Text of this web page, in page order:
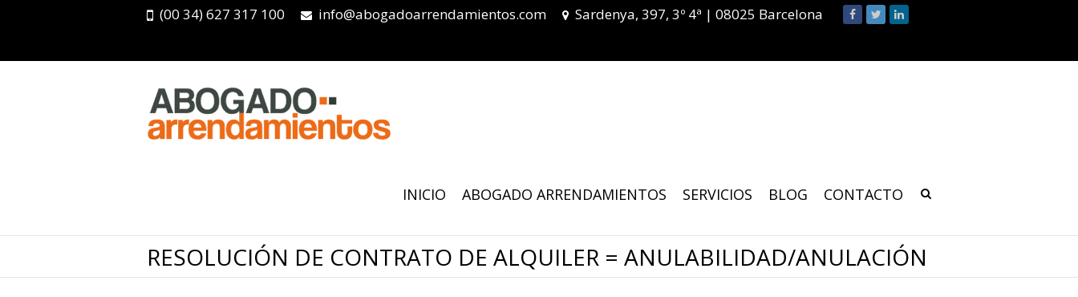
(00 34) 627 317 100 info@abogadoarrendamientos.com Sardenya, 397, 3º 4ª | 08025 Barcelona
INICIO ABOGADO ARRENDAMIENTOS SERVICIOS BLOG CONTACTO
RESOLUCIÓN DE CONTRATO DE ALQUILER = ANULABILIDAD/ANULACIÓN